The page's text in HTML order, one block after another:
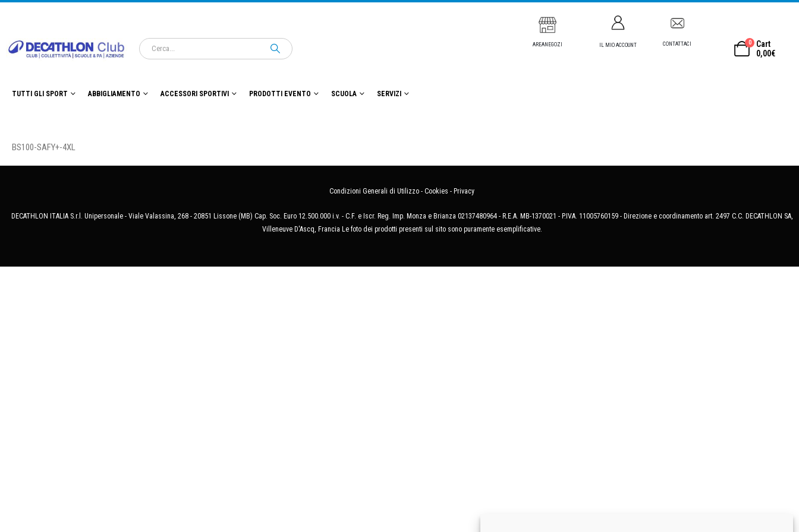
AREANEGOZI IL MIO ACCOUNT CONTATTACI 0
Cart
0,00€
TUTTI GLI SPORT ABBIGLIAMENTO ACCESSORI SPORTIVI PRODOTTI EVENTO SCUOLA SERVIZI
BS100-SAFY+-4XL
Condizioni Generali di Utilizzo - Cookies - Privacy
DECATHLON ITALIA S.r.l. Unipersonale - Viale Valassina, 268 - 20851 Lissone (MB) Cap. Soc. Euro 12.500.000 i.v. - C.F. e Iscr. Reg. Imp. Monza e Brianza 02137480964 - R.E.A. MB-1370021 - P.IVA. 11005760159 - Direzione e coordinamento art. 2497 C.C. DECATHLON SA,
Villeneuve D'Ascq, Francia Le foto dei prodotti presenti sul sito sono puramente esemplificative.